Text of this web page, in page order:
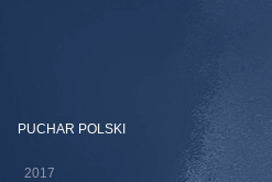
PUCHAR POLSKI
2017